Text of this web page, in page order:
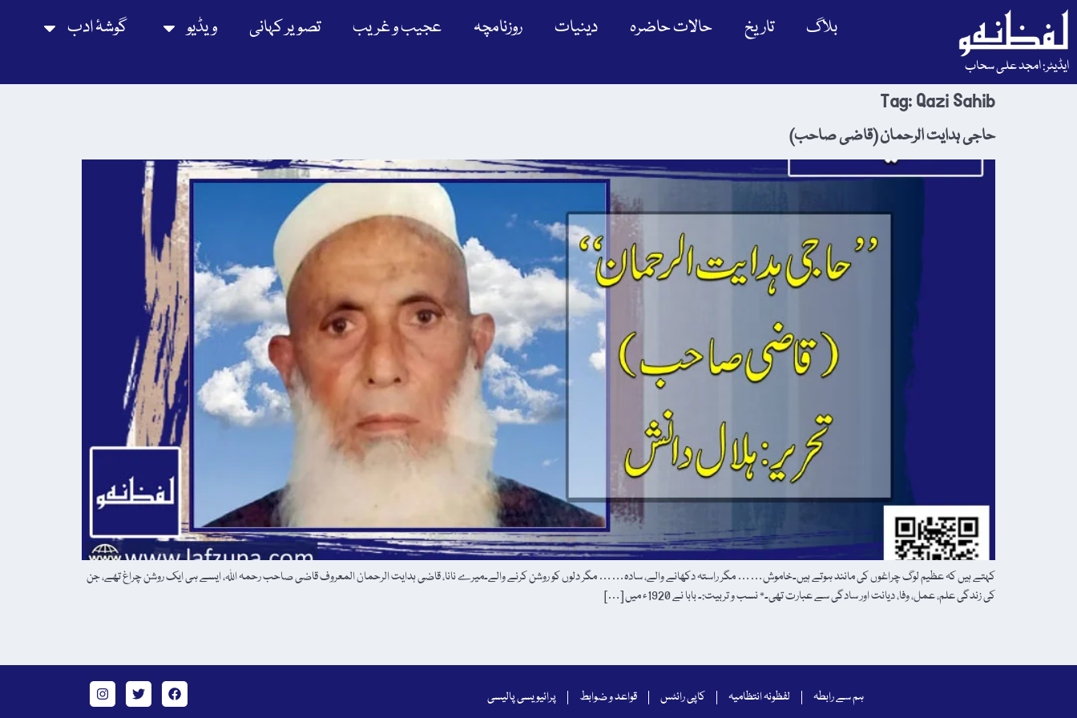
ایڈیٹر: امجد علی سحاب
بلاگ تاریخ حالات حاضرہ دینیات روزنامچہ عجیب و غریب تصویر کہانی ویڈیو گوشۂ ادب
Tag:Qazi Sahib
حاجی ہدایت الرحمان (قاضی صاحب)
کہتے ہیں کہ عظیم لوگ چراغوں کی مانند ہوتے ہیں۔خاموش…… مگر راستہ دکھانے والے، سادہ…… مگر دلوں کو روشن کرنے والے۔میرے نانا، قاضی ہدایت الرحمان المعروف قاضی صاحب رحمہ اللہ، ایسے ہی ایک روشن چراغ تھے، جن
کی زندگی علم، عمل، وفا، دیانت اور سادگی سے عبارت تھی۔٭ نسب و تربیت:۔ بابا نے 1920ء میں […]
ہم سے رابطہ لفظونہ انتظامیہ کاپی رائٹس قواعد و ضوابط پرائیویسی پالیسی